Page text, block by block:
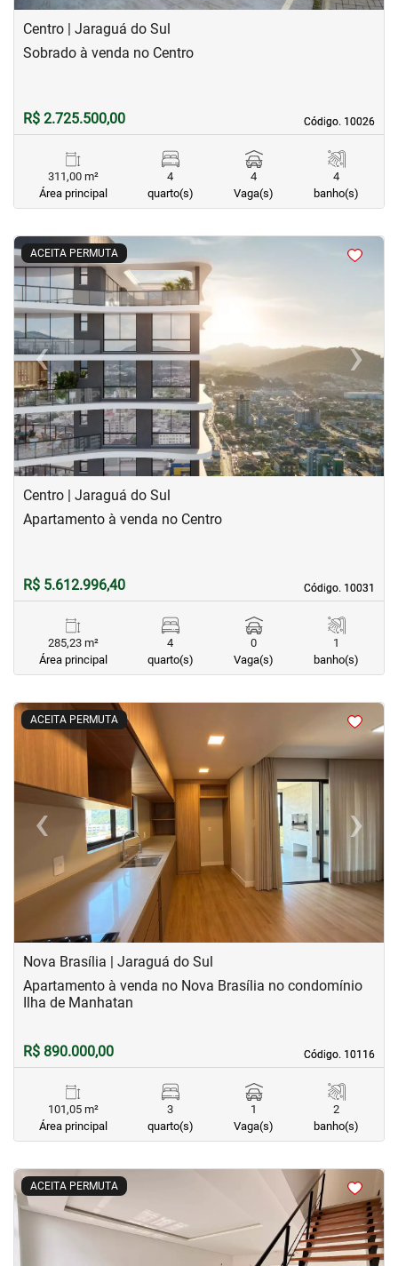
Centro | Jaraguá do Sul
Código. 10026
Código. 10026
Sobrado à venda no Centro
R$ 2.725.500,00
311,00 m²
Área principal
4
quarto(s)
4
Vaga(s)
4
banho(s)
ACEITA PERMUTA
<<<<
‹Previous ›Next
Centro | Jaraguá do Sul
Código. 10031
Código. 10031
Apartamento à venda no Centro
R$ 5.612.996,40
285,23 m²
Área principal
4
quarto(s)
0
Vaga(s)
1
banho(s)
ACEITA PERMUTA
<<<<
‹Previous ›Next
Nova Brasília | Jaraguá do Sul
Código. 10116
Código. 10116
Apartamento à venda no Nova Brasília no condomínio
Ilha de Manhatan
R$ 890.000,00
101,05 m²
Área principal
3
quarto(s)
1
Vaga(s)
2
banho(s)
ACEITA PERMUTA
< <<<